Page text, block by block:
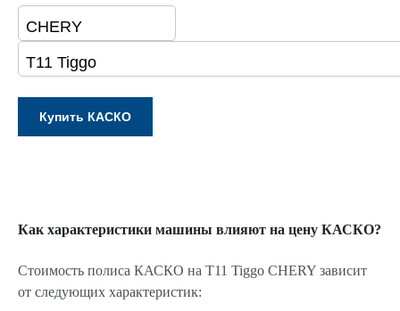
Как характеристики машины влияют на цену КАСКО?
Стоимость полиса КАСКО на T11 Tiggo CHERY зависит
от следующих характеристик: